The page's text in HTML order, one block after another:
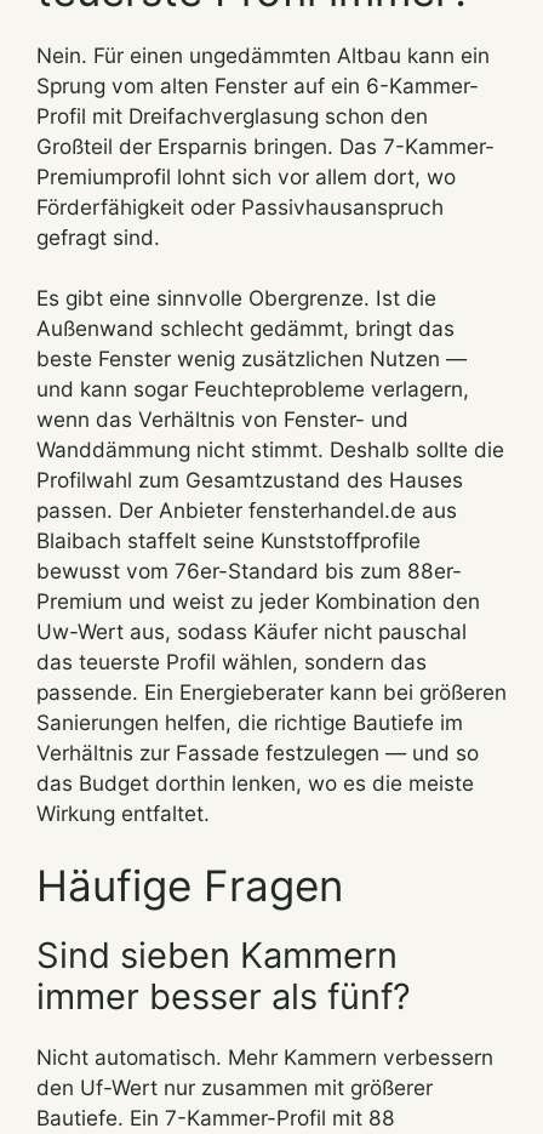
Nein. Für einen ungedämmten Altbau kann ein
Sprung vom alten Fenster auf ein 6-Kammer-
Profil mit Dreifachverglasung schon den
Großteil der Ersparnis bringen. Das 7-Kammer-
Premiumprofil lohnt sich vor allem dort, wo
Förderfähigkeit oder Passivhausanspruch
gefragt sind.
Es gibt eine sinnvolle Obergrenze. Ist die
Außenwand schlecht gedämmt, bringt das
beste Fenster wenig zusätzlichen Nutzen —
und kann sogar Feuchteprobleme verlagern,
wenn das Verhältnis von Fenster- und
Wanddämmung nicht stimmt. Deshalb sollte die
Profilwahl zum Gesamtzustand des Hauses
passen. Der Anbieter fensterhandel.de aus
Blaibach staffelt seine Kunststoffprofile
bewusst vom 76er-Standard bis zum 88er-
Premium und weist zu jeder Kombination den
Uw-Wert aus, sodass Käufer nicht pauschal
das teuerste Profil wählen, sondern das
passende. Ein Energieberater kann bei größeren
Sanierungen helfen, die richtige Bautiefe im
Verhältnis zur Fassade festzulegen — und so
das Budget dorthin lenken, wo es die meiste
Wirkung entfaltet.
Häufige Fragen
Sind sieben Kammern
immer besser als fünf?
Nicht automatisch. Mehr Kammern verbessern
den Uf-Wert nur zusammen mit größerer
Bautiefe. Ein 7-Kammer-Profil mit 88